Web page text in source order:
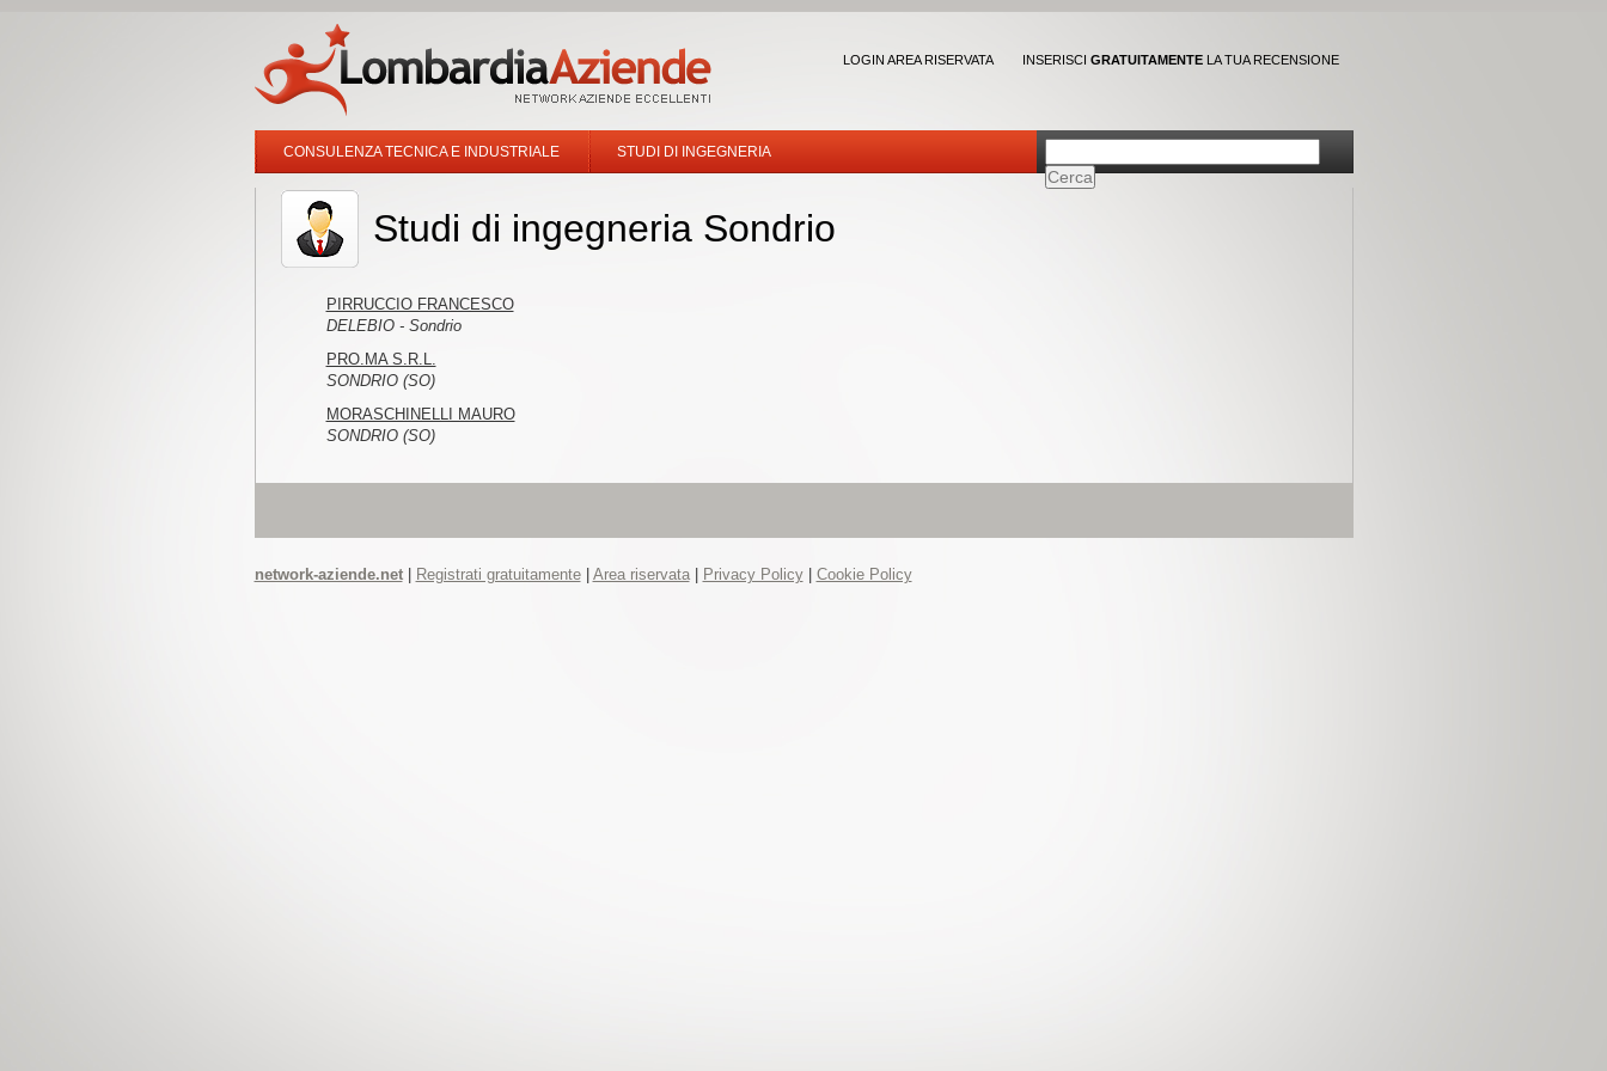
LOGIN AREA RISERVATA INSERISCI GRATUITAMENTELA TUA RECENSIONE
CONSULENZA TECNICA E INDUSTRIALE STUDI DI INGEGNERIA
Studi di ingegneria Sondrio
PIRRUCCIO FRANCESCO
DELEBIO - Sondrio
PRO.MA S.R.L.
SONDRIO (SO)
MORASCHINELLI MAURO
SONDRIO (SO)
network-aziende.net| Registrati gratuitamente| Area riservata| Privacy Policy| Cookie Policy